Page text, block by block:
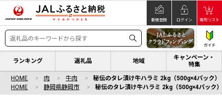
新規登録 ログイン 寄附リスト
ガイド
ランキング 返礼品 地域
キャンペーン・
特集
HOME 肉 牛肉
秘伝のタレ漬け牛ハラミ 2kg（500g×4パック
HOME
静岡県静岡市 秘伝のタレ漬け牛ハラミ 2kg（500g×4パック